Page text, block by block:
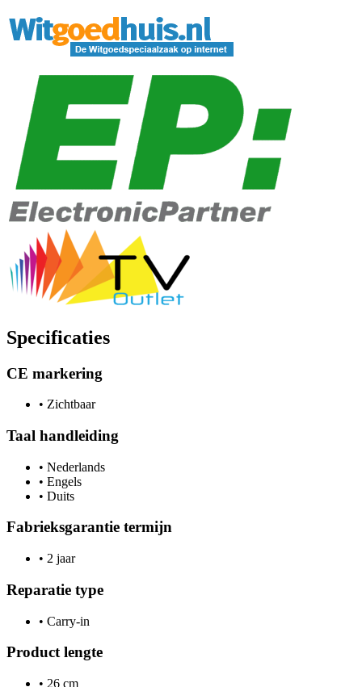
Specificaties
CE markering
• Zichtbaar
Taal handleiding
• Nederlands
• Engels
• Duits
Fabrieksgarantie termijn
• 2 jaar
Reparatie type
• Carry-in
Product lengte
• 26 cm